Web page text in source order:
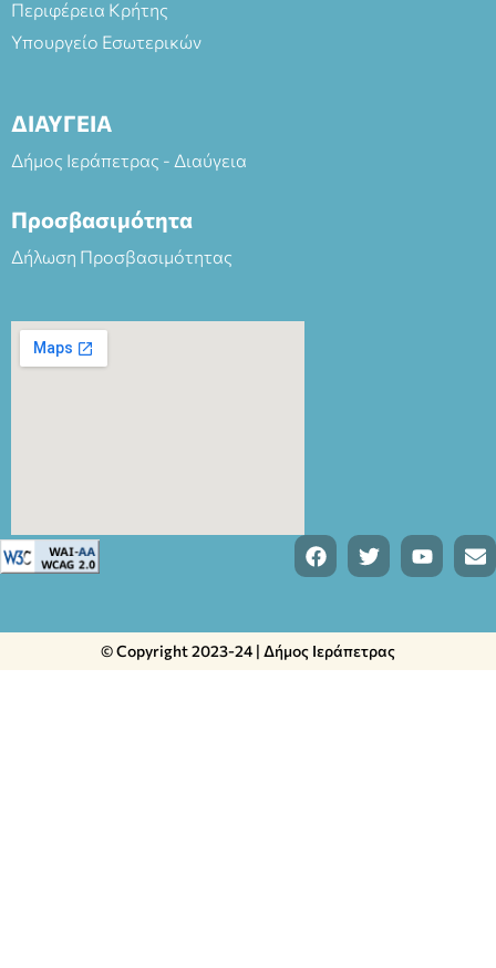
Περιφέρεια Κρήτης
Υπουργείο Εσωτερικών
ΔΙΑΥΓΕΙΑ
Δήμος Ιεράπετρας - Διαύγεια
Προσβασιμότητα
Δήλωση Προσβασιμότητας
© Copyright 2023-24 | Δήμος Ιεράπετρας